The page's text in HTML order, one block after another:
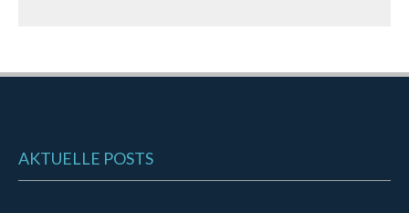
AKTUELLE POSTS